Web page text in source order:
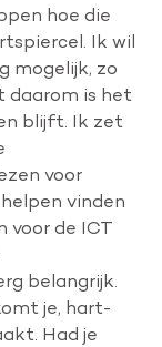
hoe die
Ik wil
mogelijk, zo
daarom is het
blijft. Ik zet
voor
vinden
voor de ICT
belangrijk.
je, hart-
Had je